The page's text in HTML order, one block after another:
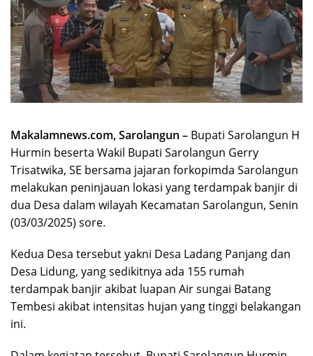
Makalamnews.com, Sarolangun – Bupati Sarolangun H
Hurmin beserta Wakil Bupati Sarolangun Gerry
Trisatwika, SE bersama jajaran forkopimda Sarolangun
melakukan peninjauan lokasi yang terdampak banjir di
dua Desa dalam wilayah Kecamatan Sarolangun, Senin
(03/03/2025) sore.
Kedua Desa tersebut yakni Desa Ladang Panjang dan
Desa Lidung, yang sedikitnya ada 155 rumah
terdampak banjir akibat luapan Air sungai Batang
Tembesi akibat intensitas hujan yang tinggi belakangan
ini.